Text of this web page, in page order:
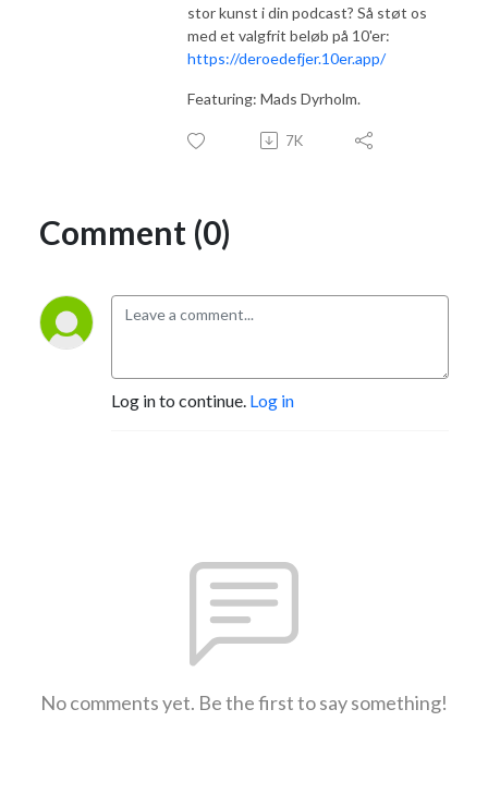
stor kunst i din podcast? Så støt os
med et valgfrit beløb på 10'er:
https://deroedefjer.10er.app/
Featuring: Mads Dyrholm.
7K
Comment (0)
Log in to continue. Log in
No comments yet. Be the first to say something!